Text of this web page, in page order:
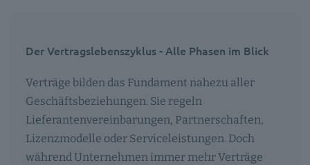
Der Vertragslebenszyklus - Alle Phasen im Blick
Verträge bilden das Fundament nahezu aller
Geschäftsbeziehungen. Sie regeln
Lieferantenvereinbarungen, Partnerschaften,
Lizenzmodelle oder Serviceleistungen. Doch
während Unternehmen immer mehr Verträge